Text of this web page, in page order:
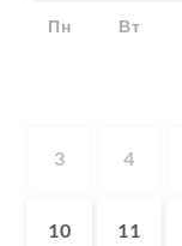
Пн
Вт
3 4
10 11